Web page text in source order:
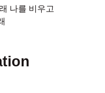
나를 비우고